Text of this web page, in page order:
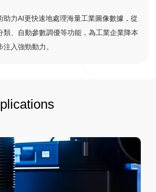
助力AI更快速地處理海量工業圖像數據，從
類、自動參數調優等功能，為工業企業降本
入強勁動力。